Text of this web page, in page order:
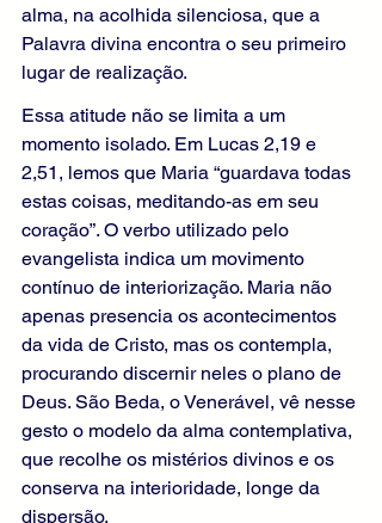
alma, na acolhida silenciosa, que a
Palavra divina encontra o seu primeiro
lugar de realização.
Essa atitude não se limita a um
momento isolado. Em Lucas 2,19 e
2,51, lemos que Maria “guardava todas
estas coisas, meditando-as em seu
coração”. O verbo utilizado pelo
evangelista indica um movimento
contínuo de interiorização. Maria não
apenas presencia os acontecimentos
da vida de Cristo, mas os contempla,
procurando discernir neles o plano de
Deus. São Beda, o Venerável, vê nesse
gesto o modelo da alma contemplativa,
que recolhe os mistérios divinos e os
conserva na interioridade, longe da
dispersão.